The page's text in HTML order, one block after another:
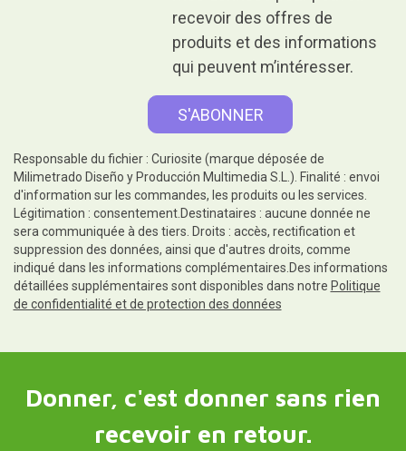
recevoir des offres de
produits et des informations
qui peuvent m’intéresser.
Responsable du fichier : Curiosite (marque déposée de
Milimetrado Diseño y Producción Multimedia S.L.). Finalité : envoi
d'information sur les commandes, les produits ou les services.
Légitimation : consentement.Destinataires : aucune donnée ne
sera communiquée à des tiers. Droits : accès, rectification et
suppression des données, ainsi que d'autres droits, comme
indiqué dans les informations complémentaires.Des informations
détaillées supplémentaires sont disponibles dans notre Politique
de confidentialité et de protection des données
Donner, c'est donner sans rien
recevoir en retour.